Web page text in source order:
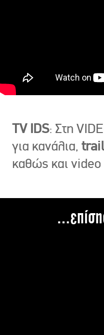
TV IDS: Στη
για κανάλια,
καθώς και video